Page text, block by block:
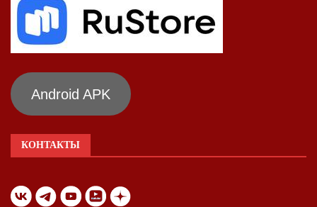
Android APK
КОНТАКТЫ